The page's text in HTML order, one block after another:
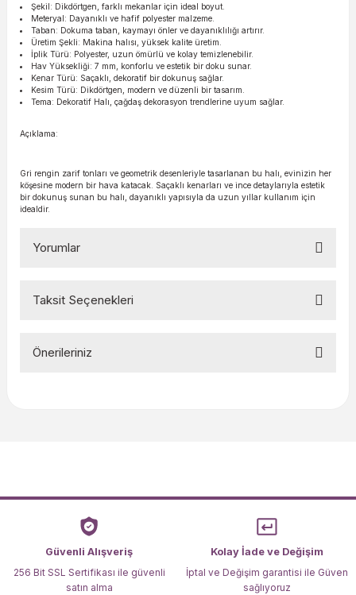
Şekil: Dikdörtgen, farklı mekanlar için ideal boyut.
Meteryal: Dayanıklı ve hafif polyester malzeme.
Taban: Dokuma taban, kaymayı önler ve dayanıklılığı artırır.
Üretim Şekli: Makina halısı, yüksek kalite üretim.
İplik Türü: Polyester, uzun ömürlü ve kolay temizlenebilir.
Hav Yüksekliği: 7 mm, konforlu ve estetik bir doku sunar.
Kenar Türü: Saçaklı, dekoratif bir dokunuş sağlar.
Kesim Türü: Dikdörtgen, modern ve düzenli bir tasarım.
Tema: Dekoratif Halı, çağdaş dekorasyon trendlerine uyum sağlar.
Açıklama:
Gri rengin zarif tonları ve geometrik desenleriyle tasarlanan bu halı, evinizin her
köşesine modern bir hava katacak. Saçaklı kenarları ve ince detaylarıyla estetik
bir dokunuş sunan bu halı, dayanıklı yapısıyla da uzun yıllar kullanım için
idealdir.
Yorumlar
Taksit Seçenekleri
Önerileriniz
Ürün açıklamasında eksik bilgiler bulunuyor.
Ürün bilgilerinde hatalar bulunuyor.
Ürün fiyatı diğer sitelerden daha pahalı.
Bu ürüne benzer farklı alternatifler olmalı.
Güvenli Alışveriş
256 Bit SSL Sertifikası ile güvenli
satın alma
Kolay İade ve Değişim
İptal ve Değişim garantisi ile Güven
sağlıyoruz